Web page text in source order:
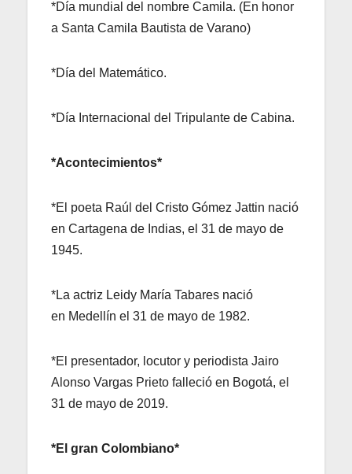
*Día mundial del nombre Camila. (En honor
a Santa Camila Bautista de Varano)
*Día del Matemático.
*Día Internacional del Tripulante de Cabina.
*Acontecimientos*
*El poeta Raúl del Cristo Gómez Jattin nació
en Cartagena de Indias, el 31 de mayo de
1945.
*La actriz Leidy María Tabares nació
en Medellín el 31 de mayo de 1982.
*El presentador, locutor y periodista Jairo
Alonso Vargas Prieto falleció en Bogotá, el
31 de mayo de 2019.
*El gran Colombiano*